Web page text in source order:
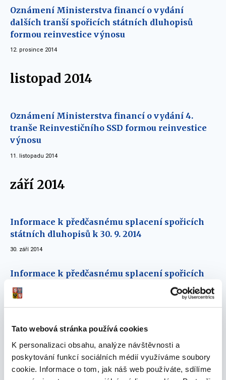
Tato webová stránka používá cookies
K personalizaci obsahu, analýze návštěvnosti a
poskytování funkcí sociálních médií využíváme soubory
cookie. Informace o tom, jak náš web používáte, sdílíme
Oznámení Ministerstva financí o vydání
dalších tranší spořicích státních dluhopisů
formou reinvestice výnosu
12. prosince 2014
listopad 2014
Oznámení Ministerstva financí o vydání 4.
tranše Reinvestičního SSD formou reinvestice
výnosu
11. listopadu 2014
září 2014
Informace k předčasnému splacení spořicích
státních dluhopisů k 30. 9. 2014
30. září 2014
Informace k předčasnému splacení spořicích
státních dluhopisů k 12. 9. 2014
12. září 2014
červen 2014
Informace k předčasnému splacení spořicích